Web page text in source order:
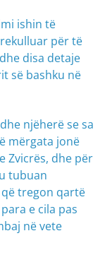
ishin të
për të
disa detaje
së bashku në
njëherë se sa
mërgata jonë
Zvicrës, dhe për
tubuan
që tregon qartë
e cila pas
në vete